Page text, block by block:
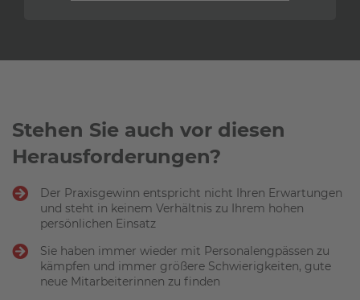
Stehen Sie auch vor diesen
Herausforderungen?
Der Praxisgewinn entspricht nicht Ihren Erwartungen
und steht in keinem Verhältnis zu Ihrem hohen
persönlichen Einsatz
Sie haben immer wieder mit Personalengpässen zu
kämpfen und immer größere Schwierigkeiten, gute
neue Mitarbeiterinnen zu finden